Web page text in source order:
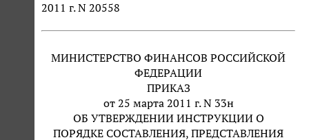
2011 г. N 20558
МИНИСТЕРСТВО ФИНАНСОВ РОССИЙСКОЙ
ФЕДЕРАЦИИ
ПРИКАЗ
от 25 марта 2011 г. N 33н
ОБ УТВЕРЖДЕНИИ ИНСТРУКЦИИ О
ПОРЯДКЕ СОСТАВЛЕНИЯ, ПРЕДСТАВЛЕНИЯ